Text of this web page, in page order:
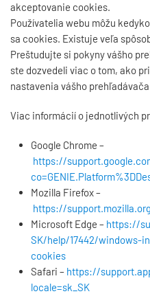
akceptovanie cookies.
Používatelia webu môžu
sa cookies. Existuje veľa
Preštudujte si pokyny vášho
ste dozvedeli viac o tom, ako
nastavenia vášho
Viac informácií o jednotlivých
Google Chrome –
https://
Mozilla Firefox –
https://
Microsoft Edge – https://
SK/help/17442/windows-
cookies
Safari – https://
locale=sk_SK